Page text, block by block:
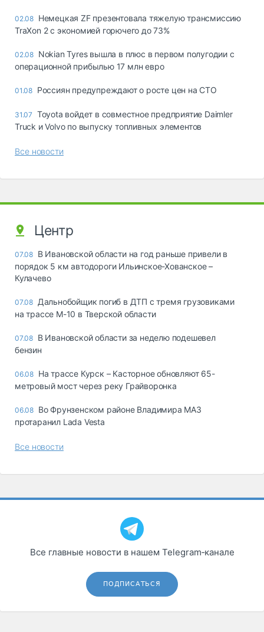
02.08 Немецкая ZF презентовала тяжелую трансмиссию
TraXon 2 с экономией горючего до 73%
02.08 Nokian Tyres вышла в плюс в первом полугодии с
операционной прибылью 17 млн евро
01.08 Россиян предупреждают о росте цен на СТО
31.07 Toyota войдет в совместное предприятие Daimler
Truck и Volvo по выпуску топливных элементов
Все новости
Центр
07.08 В Ивановской области на год раньше привели в
порядок 5 км автодороги Ильинское-Хованское –
Кулачево
07.08 Дальнобойщик погиб в ДТП с тремя грузовиками
на трассе М-10 в Тверской области
07.08 В Ивановской области за неделю подешевел
бензин
06.08 На трассе Курск – Касторное обновляют 65-
метровый мост через реку Грайворонка
06.08 Во Фрунзенском районе Владимира МАЗ
протаранил Lada Vesta
Все новости
Все главные новости в нашем Telegram‑канале
ПОДПИСАТЬСЯ